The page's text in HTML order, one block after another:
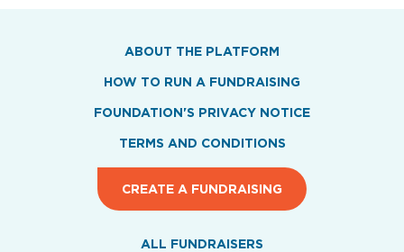
ABOUT THE PLATFORM
HOW TO RUN A FUNDRAISING
FOUNDATION'S PRIVACY NOTICE
TERMS AND CONDITIONS
CREATE A FUNDRAISING
ALL FUNDRAISERS